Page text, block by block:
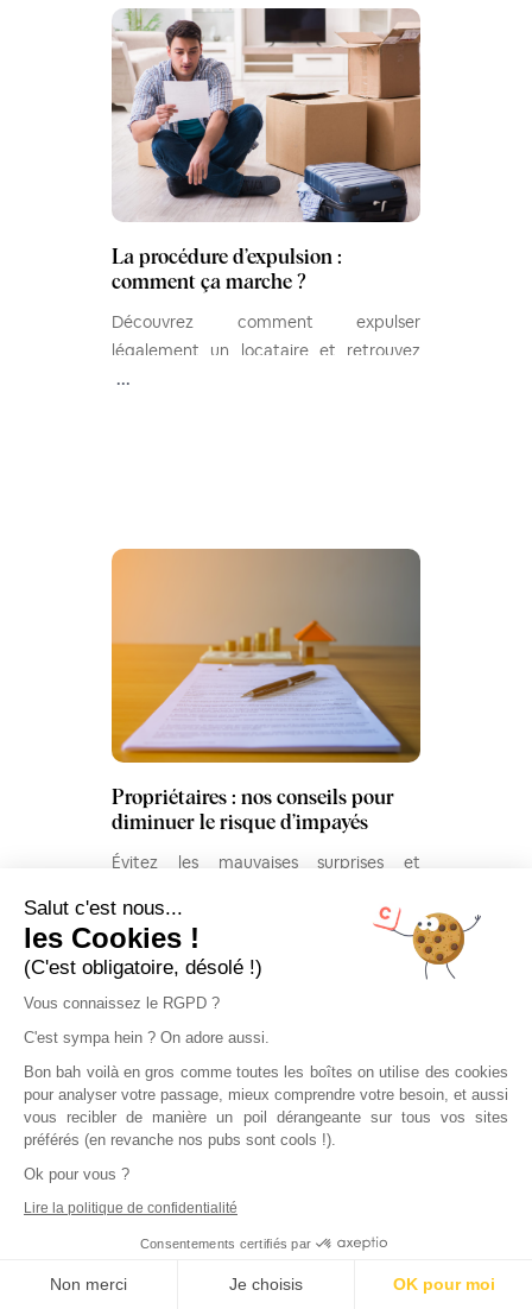
La procédure d’expulsion :
comment ça marche ?
Découvrez comment expulser
légalement un locataire et retrouvez
toutes les étapes et démarches clés
...
Propriétaires : nos conseils pour
diminuer le risque d’impayés
Évitez les mauvaises surprises et
risque d’impayés de loyer lors de votre
mise en location.
...
Salut c'est nous...
les Cookies !
(C'est obligatoire, désolé !)
Vous connaissez le RGPD ?
C'est sympa hein ? On adore aussi.
Bon bah voilà en gros comme toutes les boîtes on utilise des cookies
pour analyser votre passage, mieux comprendre votre besoin, et aussi
vous recibler de manière un poil dérangeante sur tous vos sites
préférés (en revanche nos pubs sont cools !).
Ok pour vous ?
Lire la politique de confidentialité
Consentements certifiés par
Non merci Je choisis OK pour moi